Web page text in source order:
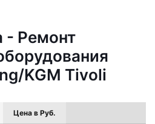
- Ремонт
KGM Tivoli
Цена в Руб.